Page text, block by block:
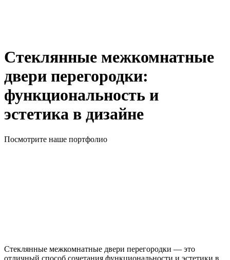
Стеклянные межкомнатные
двери перегородки:
функциональность и
эстетика в дизайне
Посмотрите наше портфолио
Стеклянные межкомнатные двери перегородки — это
отличный способ сочетания функциональности и эстетики в